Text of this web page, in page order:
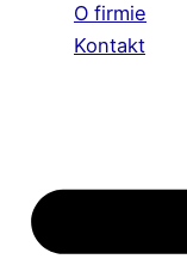
O firmie
Kontakt